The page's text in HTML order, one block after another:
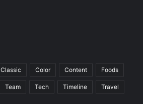
Classic Color Content Foods
Team Tech Timeline Travel